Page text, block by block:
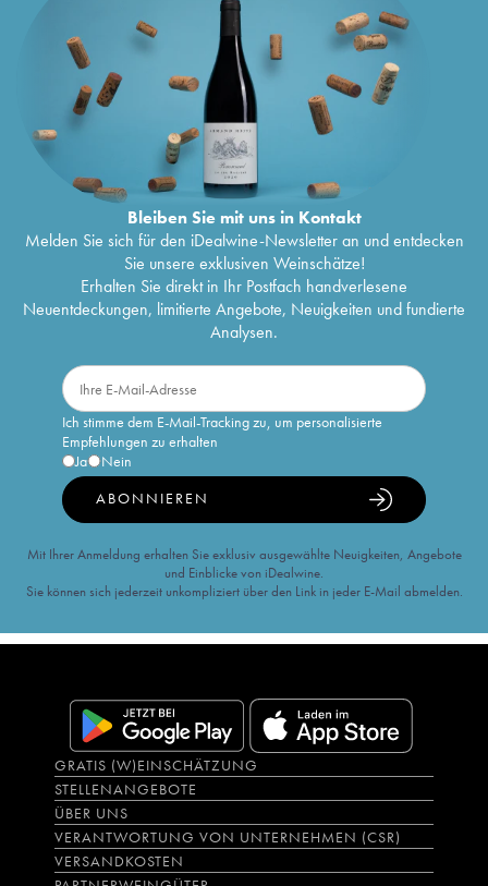
Bleiben Sie mit uns in Kontakt
Melden Sie sich für den iDealwine-Newsletter an und entdecken
Sie unsere exklusiven Weinschätze!
Erhalten Sie direkt in Ihr Postfach handverlesene
Neuentdeckungen, limitierte Angebote, Neuigkeiten und fundierte
Analysen.
Ich stimme dem E-Mail-Tracking zu, um personalisierte
Empfehlungen zu erhalten
Ja
Nein
ABONNIEREN
Mit Ihrer Anmeldung erhalten Sie exklusiv ausgewählte Neuigkeiten, Angebote
und Einblicke von iDealwine.
Sie können sich jederzeit unkompliziert über den Link in jeder E-Mail abmelden.
GRATIS (W)EINSCHÄTZUNG
STELLENANGEBOTE
ÜBER UNS
VERANTWORTUNG VON UNTERNEHMEN (CSR)
VERSANDKOSTEN